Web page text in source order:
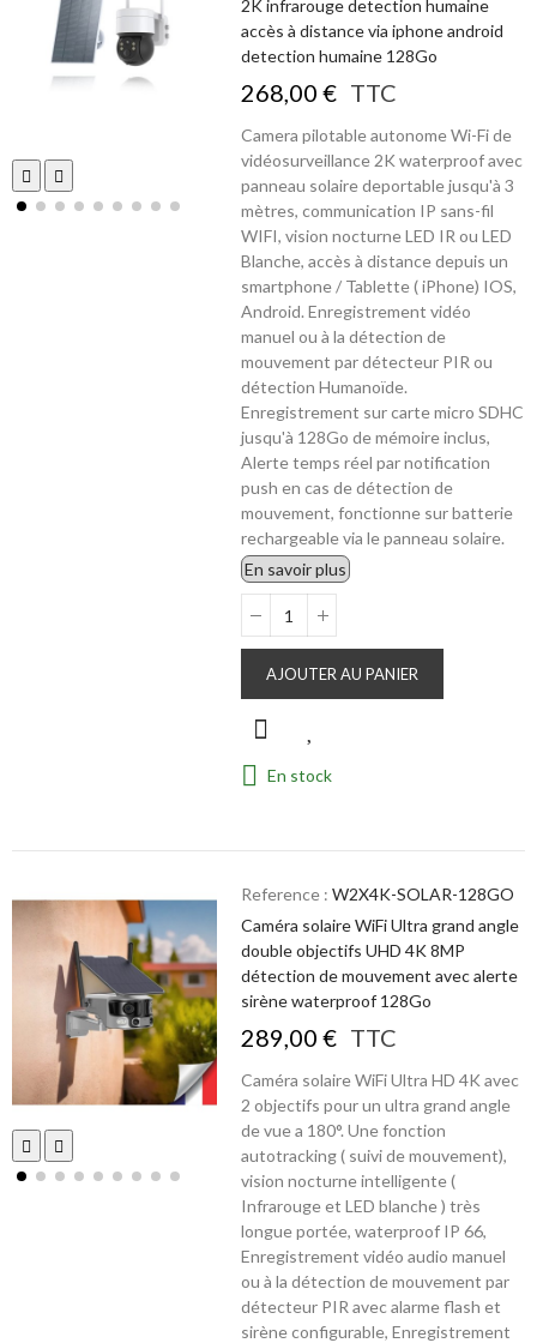
2K infrarouge detection humaine
accès à distance via iphone android
detection humaine 128Go
268,00 € TTC
Camera pilotable autonome Wi-Fi de
vidéosurveillance 2K waterproof avec
panneau solaire deportable jusqu'à 3
mètres, communication IP sans-fil
WIFI, vision nocturne LED IR ou LED
Blanche, accès à distance depuis un
smartphone / Tablette ( iPhone) IOS,
Android. Enregistrement vidéo
manuel ou à la détection de
mouvement par détecteur PIR ou
détection Humanoïde.
Enregistrement sur carte micro SDHC
jusqu'à 128Go de mémoire inclus,
Alerte temps réel par notification
push en cas de détection de
mouvement, fonctionne sur batterie
rechargeable via le panneau solaire.
En savoir plus
AJOUTER AU PANIER
En stock
Reference :W2X4K-SOLAR-128GO
Caméra solaire WiFi Ultra grand angle
double objectifs UHD 4K 8MP
détection de mouvement avec alerte
sirène waterproof 128Go
289,00 € TTC
Caméra solaire WiFi Ultra HD 4K avec
2 objectifs pour un ultra grand angle
de vue a 180°. Une fonction
autotracking ( suivi de mouvement),
vision nocturne intelligente (
Infrarouge et LED blanche ) très
longue portée, waterproof IP 66,
Enregistrement vidéo audio manuel
ou à la détection de mouvement par
détecteur PIR avec alarme flash et
sirène configurable, Enregistrement